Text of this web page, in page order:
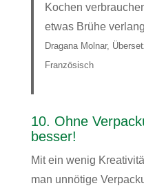
Kochen
etwas Brühe
Dragana Molnar,
Französisch
10. Ohne
besser!
Mit ein wenig
man unnötige